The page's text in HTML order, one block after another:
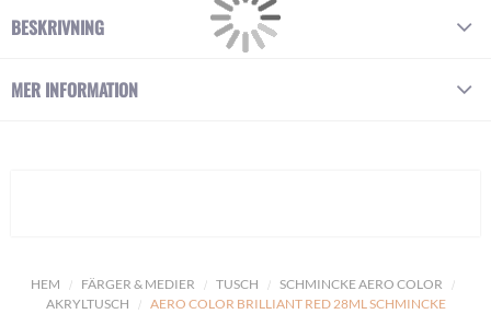
HEM FÄRGER & MEDIER TUSCH
SCHMINCKE AERO COLOR
AKRYLTUSCH
AERO COLOR BRILLIANT RED 28ML SCHMINCKE
BESKRIVNING
MER INFORMATION